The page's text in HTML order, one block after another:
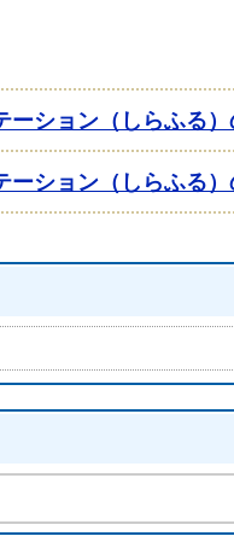
ション（しらふる）
ーション（しらふる